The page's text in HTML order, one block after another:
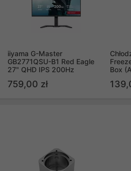
iiyama G-Master
GB2771QSU-B1 Red Eagle
27" QHD IPS 200Hz
759,00 zł
Box